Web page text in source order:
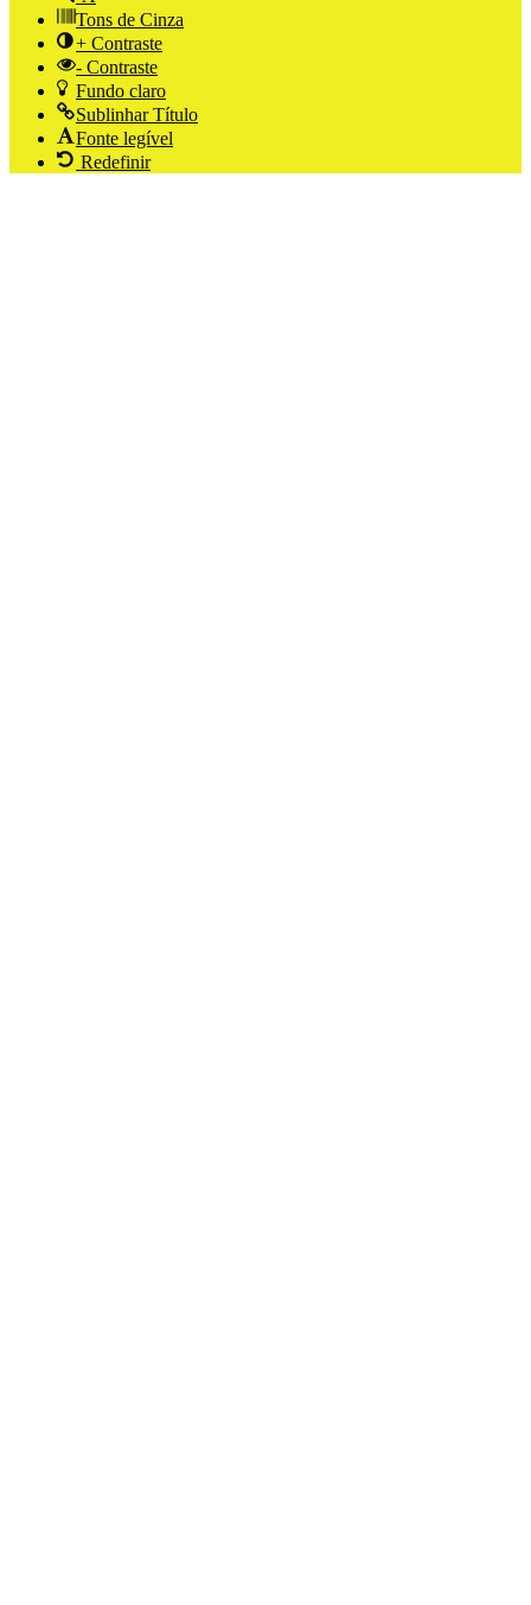
Tons de Cinza
+ Contraste
- Contraste
Fundo claro
Sublinhar Título
Fonte legível
Redefinir